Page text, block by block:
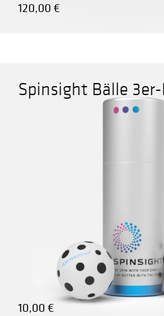
120,00 €
Spinsight Bälle
10,00 €